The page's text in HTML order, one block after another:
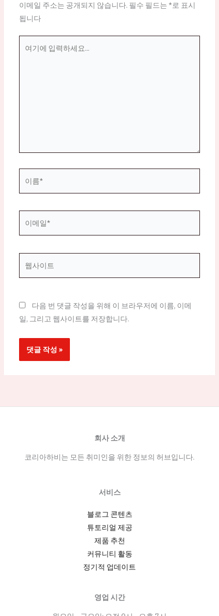
이메일 주소는 공개되지 않습니다. 필수 필드는*로 표시
됩니다
*
다음 번 댓글 작성을 위해 이 브라우저에 이름, 이메
일, 그리고 웹사이트를 저장합니다.
회사 소개
코리아하비는 모든 취미인을 위한 정보의 허브입니다.
서비스
블로그 콘텐츠
튜토리얼 제공
제품 추천
커뮤니티 활동
정기적 업데이트
영업 시간